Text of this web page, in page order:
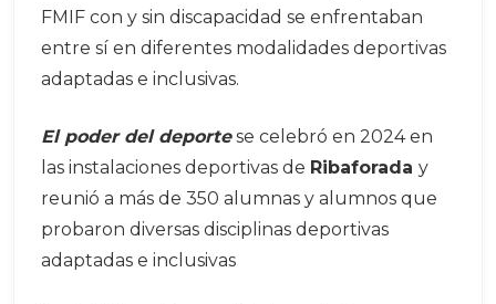
FMIF con y sin discapacidad se enfrentaban
entre sí en diferentes modalidades deportivas
adaptadas e inclusivas.
El poder del deportese celebró en 2024 en
las instalaciones deportivas de Ribaforada y
reunió a más de 350 alumnas y alumnos que
probaron diversas disciplinas deportivas
adaptadas e inclusivas